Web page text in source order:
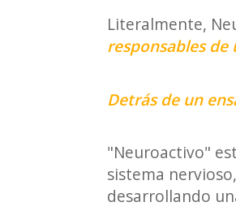
Literalmente,
responsables
Detrás de un
"Neuroactivo"
sistema
desarrollando